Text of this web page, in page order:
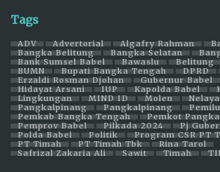
Tags
ADV Advertorial Algafry Rahman
Bangka Belitung
Bangka Selatan
Bank Sumsel Babel
Bawaslu Belitung
BUMN
Bupati Bangka Tengah DPRD
Erzaldi Rosman Djohan
Gubernur Babel
Hidayat Arsani
IUP Kapolda Babel
Lingkungan
MIND ID Molen
Pangkalpinang
Pangkalpinang
Pemkab Bangka Tengah
Pemkot
Pemprov Babel
Pilkada 2024
Pj
Polda Babel
Politik
Program CSR PT
PT Timah
PT Timah Tbk
Rina Tarol
Safrizal Zakaria Ali
Sawit Timah